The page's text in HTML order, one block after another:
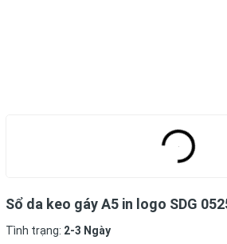
Sổ da keo gáy A5 in logo SDG
Tình trạng: 2-3 Ngày